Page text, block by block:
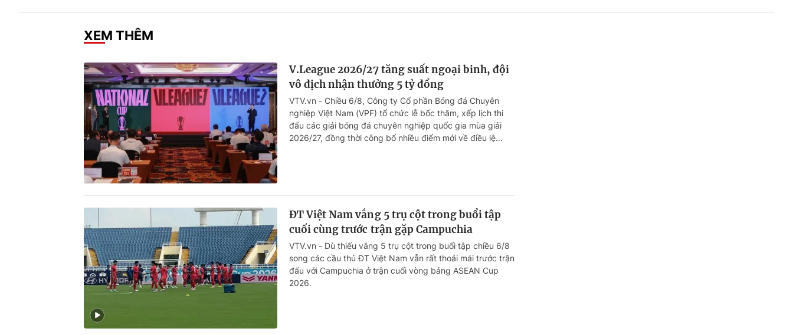
XEM THÊM
V.League 2026/27 tăng suất ngoại binh, đội
vô địch nhận thưởng 5 tỷ đồng
VTV.vn - Chiều 6/8, Công ty Cổ phần Bóng đá Chuyên
nghiệp Việt Nam (VPF) tổ chức lễ bốc thăm, xếp lịch thi
đấu các giải bóng đá chuyên nghiệp quốc gia mùa giải
2026/27, đồng thời công bố nhiều điểm mới về điều lệ...
ĐT Việt Nam vắng 5 trụ cột trong buổi tập
cuối cùng trước trận gặp Campuchia
VTV.vn - Dù thiếu vắng 5 trụ cột trong buổi tập chiều 6/8
song các cầu thủ ĐT Việt Nam vẫn rất thoải mái trước trận
đấu với Campuchia ở trận cuối vòng bảng ASEAN Cup
2026.